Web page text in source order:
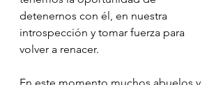
detenernos con él, en nuestra
introspección y tomar fuerza para
volver a renacer.